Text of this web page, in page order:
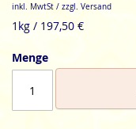
inkl. MwtSt / zzgl. Versand
1kg / 197,50 €
Menge